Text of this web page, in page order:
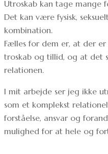
Utroskab kan tage mange
Det kan være fysisk,
kombination.
Fælles for dem er, at der
troskab og tillid, og at det
relationen.
I mit arbejde ser jeg ikke
som et komplekst
forståelse, ansvar og
mulighed for at hele og